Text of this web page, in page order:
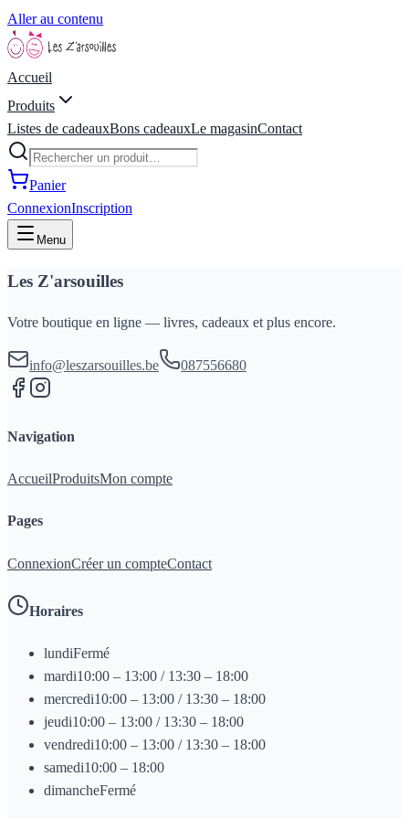
Aller au contenu
Accueil
Produits
Listes de cadeauxBons cadeauxLe magasinContact
Panier
ConnexionInscription
Menu
Les Z'arsouilles
Votre boutique en ligne — livres, cadeaux et plus encore.
info@leszarsouilles.be 087556680
Navigation
AccueilProduitsMon compte
Pages
ConnexionCréer un compteContact
Horaires
lundiFermé
mardi10:00 – 13:00 / 13:30 – 18:00
mercredi10:00 – 13:00 / 13:30 – 18:00
jeudi10:00 – 13:00 / 13:30 – 18:00
vendredi10:00 – 13:00 / 13:30 – 18:00
samedi10:00 – 18:00
dimancheFermé